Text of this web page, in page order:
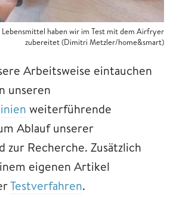
haben wir im Test mit dem Airfryer
zubereitet (Dimitri Metzler/home&smart)
Arbeitsweise eintauchen
unseren
weiterführende
Ablauf unserer
zur Recherche. Zusätzlich
eigenen Artikel
Testverfahren.